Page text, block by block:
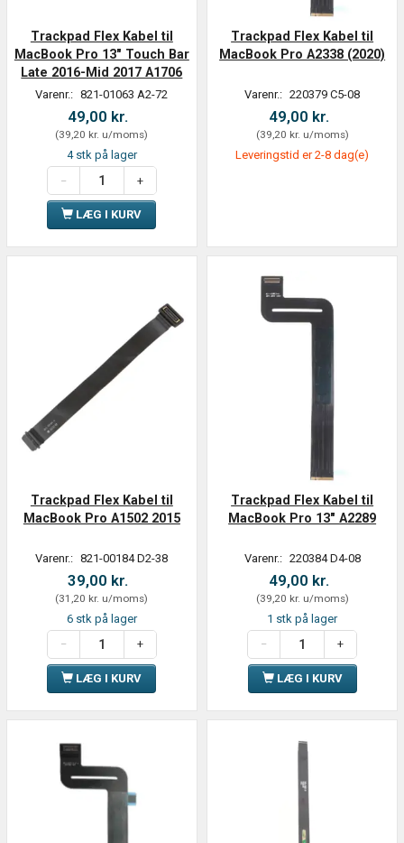
Trackpad Flex Kabel til
MacBook Pro 13" Touch Bar
Late 2016-Mid 2017 A1706
Varenr.: 821-01063 A2-72
49,00 kr.
(39,20 kr. u/moms)
4 stk på lager
LÆG I KURV
Trackpad Flex Kabel til
MacBook Pro A2338 (2020)
Varenr.: 220379 C5-08
49,00 kr.
(39,20 kr. u/moms)
Leveringstid er 2-8 dag(e)
Trackpad Flex Kabel til
MacBook Pro A1502 2015
Varenr.: 821-00184 D2-38
39,00 kr.
(31,20 kr. u/moms)
6 stk på lager
LÆG I KURV
Trackpad Flex Kabel til
MacBook Pro 13" A2289
Varenr.: 220384 D4-08
49,00 kr.
(39,20 kr. u/moms)
1 stk på lager
LÆG I KURV